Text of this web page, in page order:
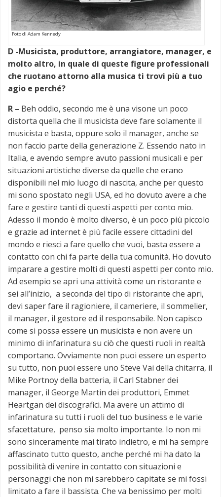
Foto di Adam Kennedy
D -Musicista, produttore, arrangiatore, manager, e
molto altro, in quale di queste figure professionali
che ruotano attorno alla musica ti trovi più a tuo
agio e perché?
R – Beh oddio, secondo me è una visone un poco
distorta quella che il musicista deve fare solamente il
musicista e basta, oppure solo il manager, anche se
non faccio parte della generazione Z. Essendo nato in
Italia, e avendo sempre avuto passioni musicali e per
situazioni artistiche diverse da quelle che erano
disponibili nel mio luogo di nascita, anche per questo
mi sono spostato negli USA, ed ho dovuto avere a che
fare e gestire tanti di questi aspetti per conto mio.
Adesso il mondo è molto diverso, è un poco più piccolo
e grazie ad internet è più facile essere cittadini del
mondo e riesci a fare quello che vuoi, basta essere a
contatto con chi fa parte della tua comunità. Ho dovuto
imparare a gestire molti di questi aspetti per conto mio.
Ad esempio se apri una attività come un ristorante e
sei all’inizio, a seconda del tipo di ristorante che apri,
devi saper fare il ragioniere, il cameriere, il sommelier,
il manager, il gestore ed il responsabile. Non capisco
come si possa essere un musicista e non avere un
minimo di infarinatura su ciò che questi ruoli in realtà
comportano. Ovviamente non puoi essere un esperto
su tutto, non puoi essere uno Steve Vai della chitarra, il
Mike Portnoy della batteria, il Carl Stabner dei
manager, il George Martin dei produttori, Emmet
Heartgan dei discografici. Ma avere un attimo di
infarinatura su tutti i ruoli del tuo business e le varie
sfacettature, penso sia molto importante. Io non mi
sono sinceramente mai tirato indietro, e mi ha sempre
affascinato tutto questo, anche perché mi ha dato la
possibilità di venire in contatto con situazioni e
personaggi che non mi sarebbero capitate se mi fossi
limitato a fare il bassista. Che va benissimo per molti